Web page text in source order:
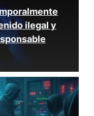
ilegal y